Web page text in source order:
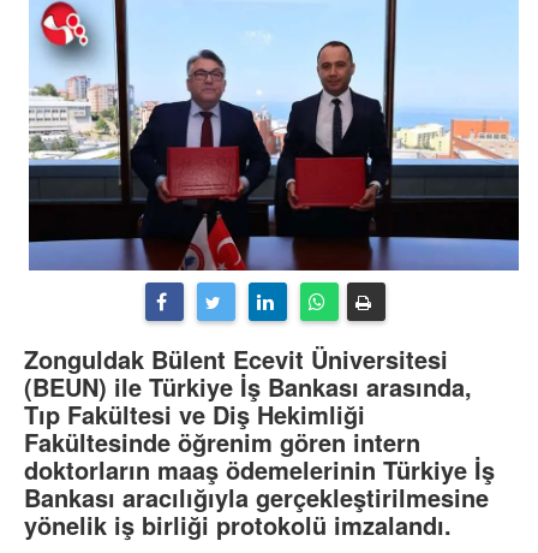
Zonguldak Bülent Ecevit Üniversitesi
(BEUN) ile Türkiye İş Bankası arasında,
Tıp Fakültesi ve Diş Hekimliği
Fakültesinde öğrenim gören intern
doktorların maaş ödemelerinin Türkiye İş
Bankası aracılığıyla gerçekleştirilmesine
yönelik iş birliği protokolü imzalandı.